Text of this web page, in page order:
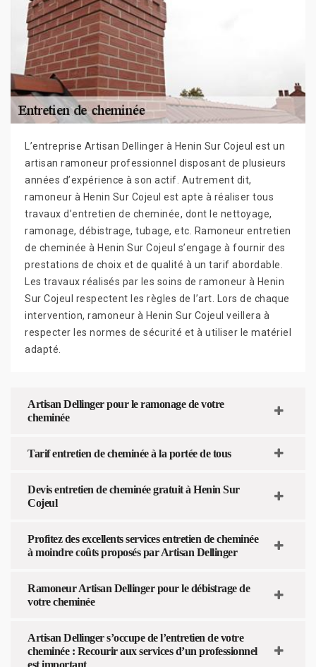
L’entreprise Artisan Dellinger à Henin Sur Cojeul est un
artisan ramoneur professionnel disposant de plusieurs
années d’expérience à son actif. Autrement dit,
ramoneur à Henin Sur Cojeul est apte à réaliser tous
travaux d’entretien de cheminée, dont le nettoyage,
ramonage, débistrage, tubage, etc. Ramoneur entretien
de cheminée à Henin Sur Cojeul s’engage à fournir des
prestations de choix et de qualité à un tarif abordable.
Les travaux réalisés par les soins de ramoneur à Henin
Sur Cojeul respectent les règles de l’art. Lors de chaque
intervention, ramoneur à Henin Sur Cojeul veillera à
respecter les normes de sécurité et à utiliser le matériel
adapté.
Artisan Dellinger pour le ramonage de votre
cheminée
Tarif entretien de cheminée à la portée de tous
Devis entretien de cheminée gratuit à Henin Sur
Cojeul
Profitez des excellents services entretien de cheminée
à moindre coûts proposés par Artisan Dellinger
Ramoneur Artisan Dellinger pour le débistrage de
votre cheminée
Artisan Dellinger s’occupe de l’entretien de votre
cheminée : Recourir aux services d’un professionnel
est important